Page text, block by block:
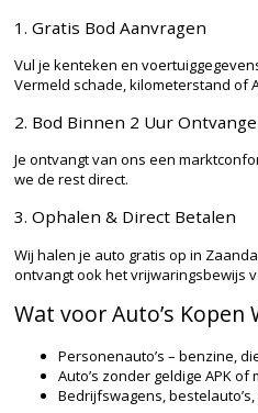
1. Gratis Bod Aanvragen
Vul je kenteken en
Vermeld schade, kilometerstand of
2. Bod Binnen 2 Uur
Je ontvangt van ons een
we de rest direct.
3. Ophalen & Direct Betalen
Wij halen je auto gratis op in
ontvangt ook het vrijwaringsbewijs
Wat voor Auto’s Kopen
Personenauto’s – benzine,
Auto’s zonder geldige APK of
Bedrijfswagens, bestelauto’s,